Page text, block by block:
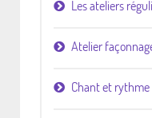
Les ateliers
Atelier
Chant et